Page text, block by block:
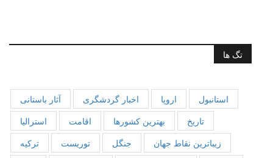
تگ ها
آثار باستانی اخبار گردشگری اروپا
استانبول
استرالیا
اقامت بهترین کشورها
تاریخ
ترکیه
توریست جنگل
زیباترین نقاط جهان